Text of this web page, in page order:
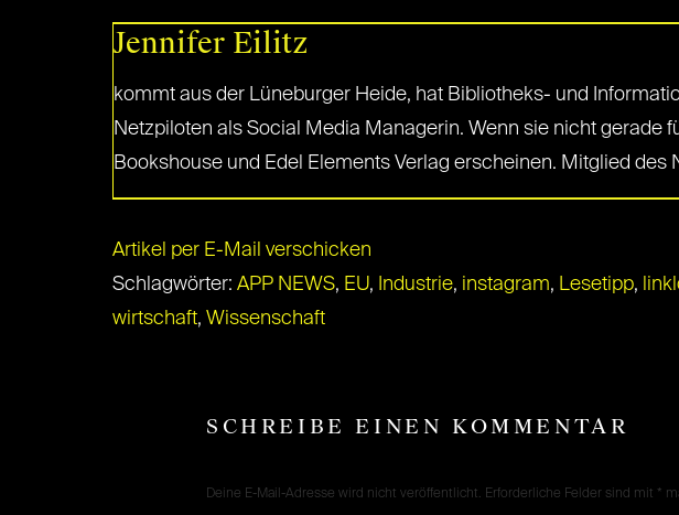
Jennifer Eilitz
kommt aus der Lüneburger Heide, hat Bibliotheks- und
Netzpiloten als Social Media Managerin. Wenn sie nicht gerade
Bookshouse und Edel Elements Verlag erscheinen. Mitglied des
Artikel per E-Mail verschicken
Schlagwörter: APP NEWS, EU, Industrie, instagram, Lesetipp,
wirtschaft, Wissenschaft
SCHREIBE EINEN KOMMENTAR
Deine E-Mail-Adresse wird nicht veröffentlicht. Erforderliche Felder sind mit *